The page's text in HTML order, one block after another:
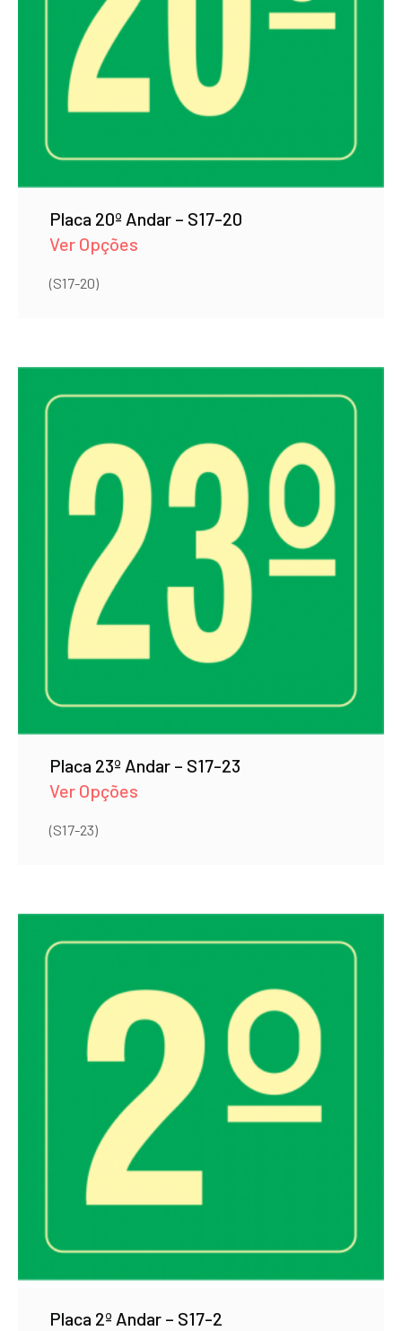
Placa 20º Andar – S17-20
Ver Opções
(S17-20)
Placa 23º Andar – S17-23
Ver Opções
(S17-23)
Placa 2º Andar – S17-2